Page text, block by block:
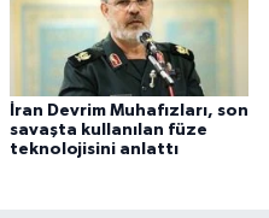
İran Devrim Muhafızları, son
savaşta kullanılan füze
teknolojisini anlattı